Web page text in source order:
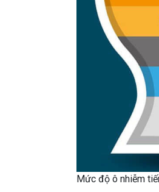
Mức độ ô nhiễm